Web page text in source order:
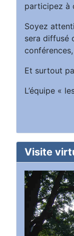
participez à
Soyez
sera diffusé
Et surtout
L’équipe «
Visite